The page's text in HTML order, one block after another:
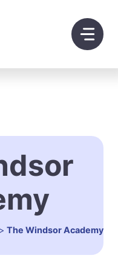
> The Windsor Academy